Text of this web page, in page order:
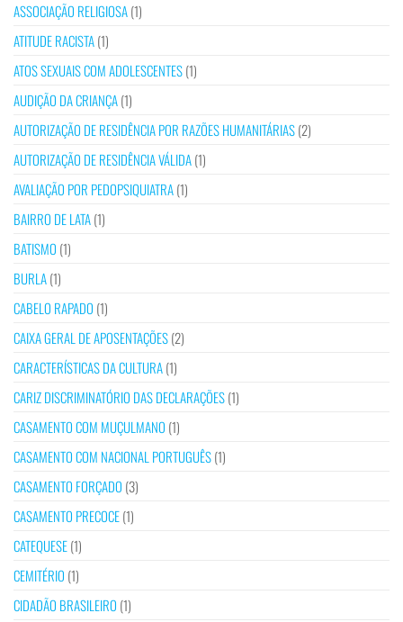
ASSOCIAÇÃO RELIGIOSA(1)
ATITUDE RACISTA(1)
ATOS SEXUAIS COM ADOLESCENTES(1)
AUDIÇÃO DA CRIANÇA(1)
AUTORIZAÇÃO DE RESIDÊNCIA POR RAZÕES HUMANITÁRIAS(2)
AUTORIZAÇÃO DE RESIDÊNCIA VÁLIDA(1)
AVALIAÇÃO POR PEDOPSIQUIATRA(1)
BAIRRO DE LATA(1)
BATISMO (1)
BURLA(1)
CABELO RAPADO (1)
CAIXA GERAL DE APOSENTAÇÕES(2)
CARACTERÍSTICAS DA CULTURA(1)
CARIZ DISCRIMINATÓRIO DAS DECLARAÇÕES(1)
CASAMENTO COM MUÇULMANO (1)
CASAMENTO COM NACIONAL PORTUGUÊS(1)
CASAMENTO FORÇADO (3)
CASAMENTO PRECOCE(1)
CATEQUESE(1)
CEMITÉRIO (1)
CIDADÃO BRASILEIRO (1)